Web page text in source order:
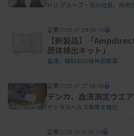
H.U.グループ・石川社長、技術
企業2026.07.29 06:05
【新製品】「
原体検出キット」
島津、眼科初の体外診断薬
企業2026.07.27 06:05
デンカ、血流測定ウエ
デジタルヘルス事業を強化
企業2026.07.17 05:55